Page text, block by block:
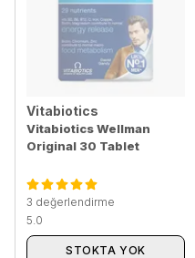
Vitabiotics
Vitabiotics Wellman
Original 30 Tablet
3 değerlendirme
5.0
STOKTA YOK